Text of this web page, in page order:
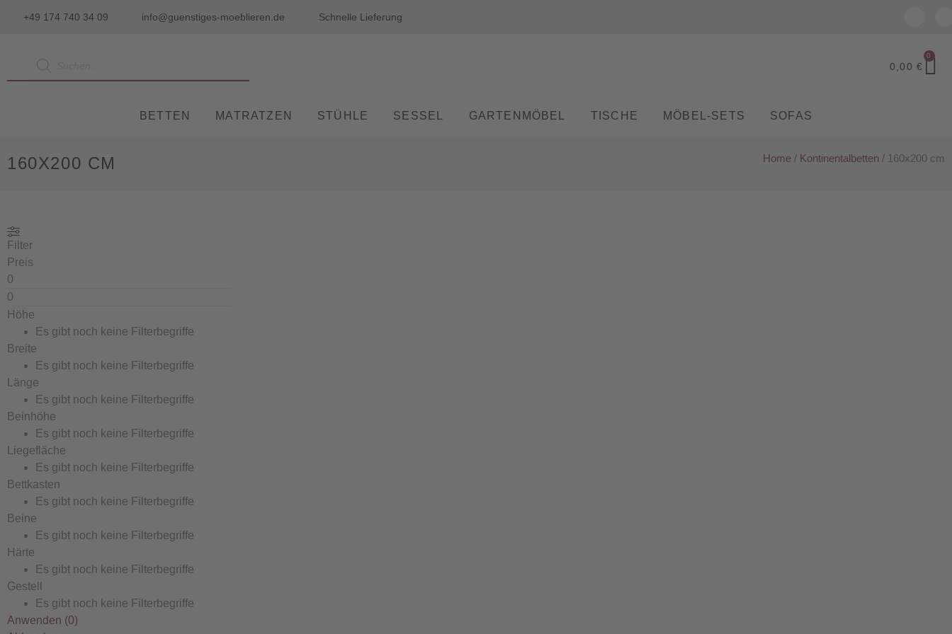
+49 174 740 34 09 info@guenstiges-moeblieren.de Schnelle Lieferung
0,00€
0
BETTEN MATRATZEN STÜHLE SESSEL GARTENMÖBEL TISCHE MÖBEL-SETS SOFAS
160X200 CM Home / Kontinentalbetten / 160x200 cm
Filter
Preis
Höhe
Es gibt noch keine Filterbegriffe
Breite
Es gibt noch keine Filterbegriffe
Länge
Es gibt noch keine Filterbegriffe
Beinhöhe
Es gibt noch keine Filterbegriffe
Liegefläche
Es gibt noch keine Filterbegriffe
Bettkasten
Es gibt noch keine Filterbegriffe
Beine
Es gibt noch keine Filterbegriffe
Härte
Es gibt noch keine Filterbegriffe
Gestell
Es gibt noch keine Filterbegriffe
Anwenden (0)